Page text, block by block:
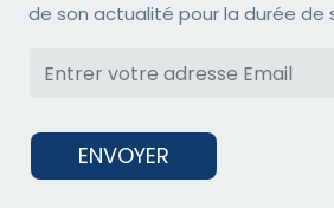
de son actualité pour la durée de
ENVOYER